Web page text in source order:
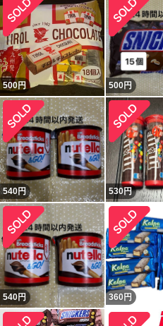
500円 500円
540円 530円
540円 360 円